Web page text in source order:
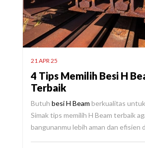
21 APR 25
4 Tips Memilih Besi H
Terbaik
Butuh besi H Beam berkualitas
Simak tips memilih H Beam terbaik
bangunanmu lebih aman dan efisien